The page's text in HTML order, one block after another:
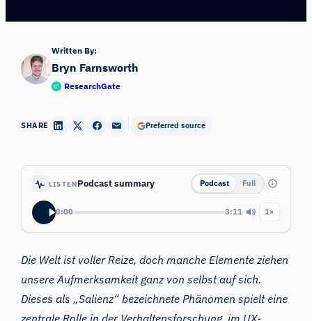
Written By:
Bryn Farnsworth
ResearchGate
SHARE Preferred source
LISTENPodcast summary Podcast Full
0:00 3:11 1×
Die Welt ist voller Reize, doch manche Elemente ziehen
unsere Aufmerksamkeit ganz von selbst auf sich.
Dieses als„Salienz“ bezeichnete Phänomen spielt eine